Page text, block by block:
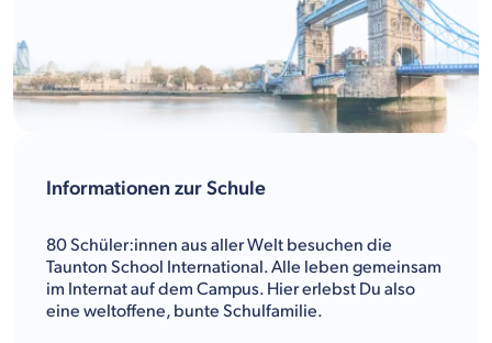
Informationen zur Schule
80 Schüler:innen aus aller Welt besuchen die
Taunton School International. Alle leben gemeinsam
im Internat auf dem Campus. Hier erlebst Du also
eine weltoffene, bunte Schulfamilie.